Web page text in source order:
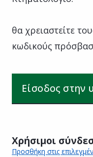
θα χρειαστείτε
κωδικούς
Είσοδος στην
Χρήσιμοι
Προσθήκη στις